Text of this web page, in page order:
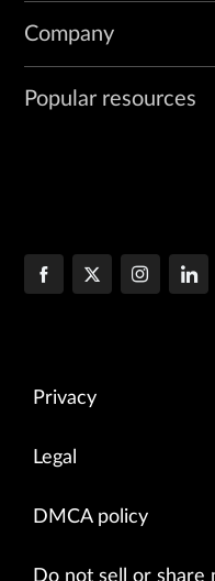
Company
Popular resources
Privacy
Legal
DMCA policy